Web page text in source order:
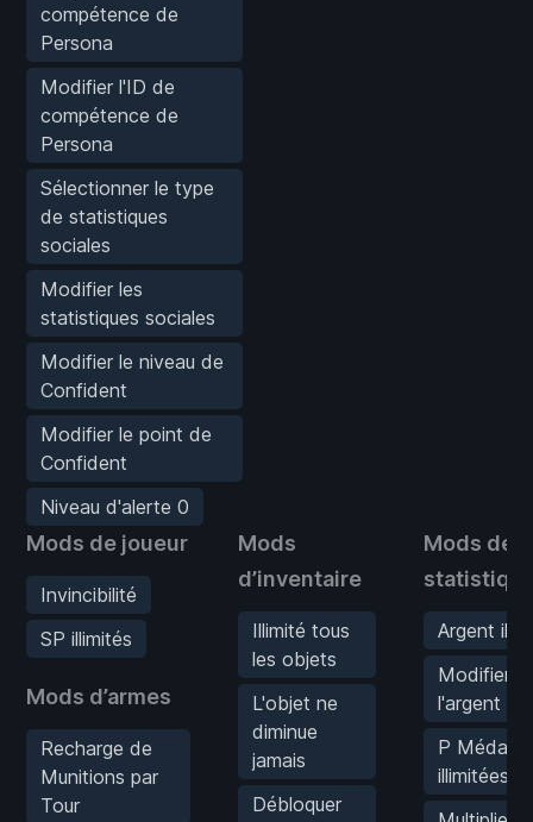
compétence de
Persona
Modifier l'ID de
compétence de
Persona
Sélectionner le type
de statistiques
sociales
Modifier les
statistiques sociales
Modifier le niveau de
Confident
Modifier le point de
Confident
Niveau d'alerte 0
Mods de joueur
Invincibilité
SP illimités
Mods d’armes
Recharge de
Munitions par
Tour
Mods
d’inventaire
Illimité tous
les objets
L'objet ne
diminue
jamais
Débloquer
Mods de
Argent
Modifier
l'argent
P
illimitées